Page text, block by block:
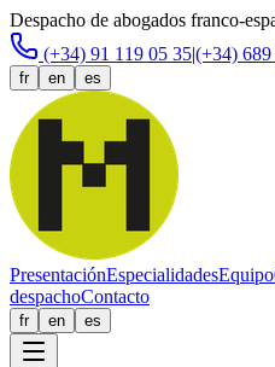
Despacho de abogados franco-
(+34) 91 119 05 35|(+34) 689
fr en es
PresentaciónEspecialidadesEquipo
despachoContacto
fr en es